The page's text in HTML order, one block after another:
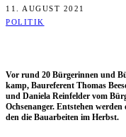
11. AUGUST 2021
POLITIK
Vor rund 20 Bür­ge­rin­nen und
kamp, Bau­re­fe­rent Tho­mas
und Danie­la Rein­fel­der vom
Och­sen­an­ger. Ent­ste­hen
den die Bau­ar­bei­ten im Herbst.